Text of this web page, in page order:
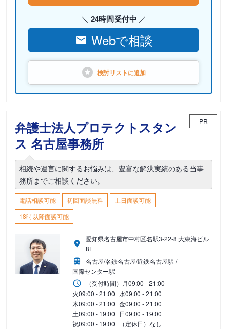
24時間受付中
Webで相談
検討リストに追加
弁護士法人プロテクトスタン
ス 名古屋事務所
PR
相続や遺言に関するお悩みは、豊富な解決実績のある当事
務所までご相談ください。
電話相談可能 初回面談無料
土日面談可能
18時以降面談可能
愛知県名古屋市中村区名駅3-22-8 大東海ビル
8F
名古屋/名鉄名古屋/近鉄名古屋駅
国際センター駅
（受付時間） 月09:00 - 21:00
火09:00 - 21:00 水09:00 - 21:00
木09:00 - 21:00 金09:00 - 21:00
土09:00 - 19:00 日09:00 - 19:00
祝09:00 - 19:00 （定休日）なし